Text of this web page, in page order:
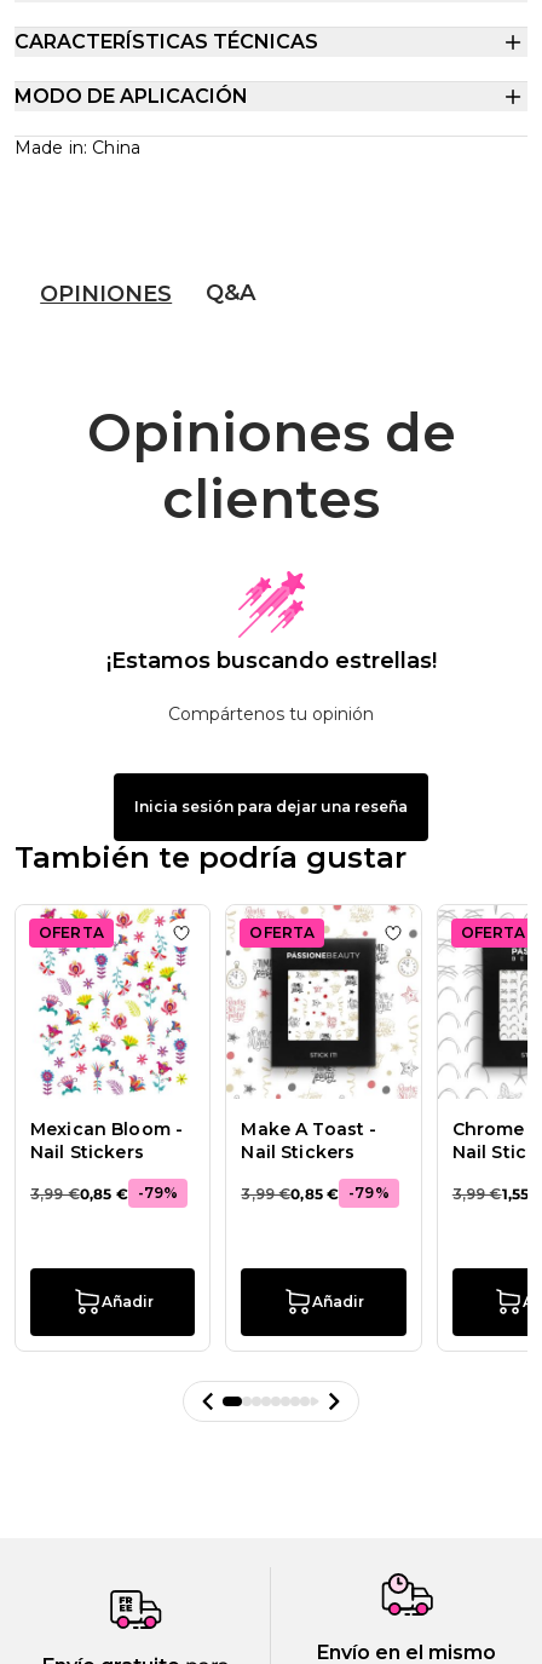
CARACTERÍSTICAS TÉCNICAS
MODO DE APLICACIÓN
Made in: China
OPINIONES Q&A
Opiniones de
clientes
¡Estamos buscando estrellas!
Compártenos tu opinión
Inicia sesión para dejar una reseña
También te podría gustar
OFERTA Add to wishlist Mexican Bloom - Nail
Mexican Bloom -
Nail Stickers
3,99 €0,85 € -79%
Añadir
OFERTA Add to wishlist
Make A Toast -
Nail Stickers
3,99 €0,85 € -79%
Añadir
OFERTA
Chrome
Nail
3,99 €1,55
Envío en el mismo